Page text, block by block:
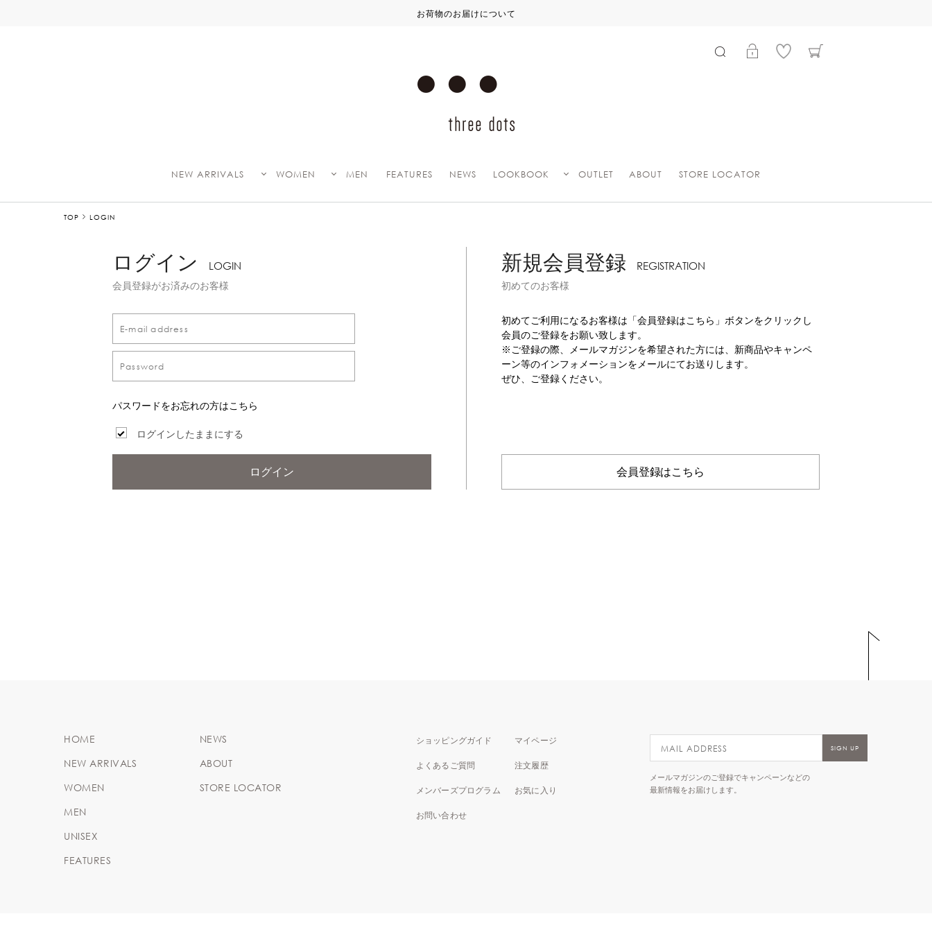
お荷物のお届けについて
NEW ARRIVALS WOMEN MEN FEATURES NEWS LOOKBOOK OUTLET ABOUT STORE LOCATOR
TOP LOGIN
ログイン LOGIN
会員登録がお済みのお客様
パスワードをお忘れの方はこちら
ログインしたままにする
ログイン
新規会員登録 REGISTRATION
初めてのお客様
初めてご利用になるお客様は「会員登録はこちら」ボタンをクリックし
会員のご登録をお願い致します。
※ご登録の際、メールマガジンを希望された方には、新商品やキャンペ
ーン等のインフォメーションをメールにてお送りします。
ぜひ、ご登録ください。
会員登録はこちら
HOME
NEW ARRIVALS
WOMEN
MEN
UNISEX
FEATURES
NEWS
ABOUT
STORE LOCATOR
ショッピングガイド
よくあるご質問
メンバーズプログラム
お問い合わせ
マイページ
注文履歴
お気に入り
メールマガジンのご登録でキャンペーンなどの
最新情報をお届けします。